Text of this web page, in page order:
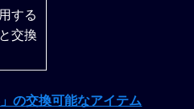
する
交換
の交換可能なアイテム